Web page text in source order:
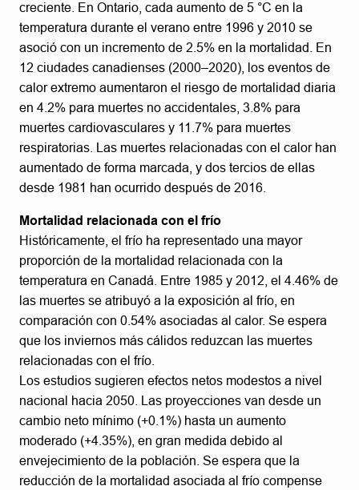
creciente. En Ontario, cada aumento de 5 °C en la
temperatura durante el verano entre 1996 y 2010 se
asoció con un incremento de 2.5% en la mortalidad. En
12 ciudades canadienses (2000–2020), los eventos de
calor extremo aumentaron el riesgo de mortalidad diaria
en 4.2% para muertes no accidentales, 3.8% para
muertes cardiovasculares y 11.7% para muertes
respiratorias. Las muertes relacionadas con el calor han
aumentado de forma marcada, y dos tercios de ellas
desde 1981 han ocurrido después de 2016.
Mortalidad relacionada con el frío
Históricamente, el frío ha representado una mayor
proporción de la mortalidad relacionada con la
temperatura en Canadá. Entre 1985 y 2012, el 4.46% de
las muertes se atribuyó a la exposición al frío, en
comparación con 0.54% asociadas al calor. Se espera
que los inviernos más cálidos reduzcan las muertes
relacionadas con el frío.
Los estudios sugieren efectos netos modestos a nivel
nacional hacia 2050. Las proyecciones van desde un
cambio neto mínimo (+0.1%) hasta un aumento
moderado (+4.35%), en gran medida debido al
envejecimiento de la población. Se espera que la
reducción de la mortalidad asociada al frío compense